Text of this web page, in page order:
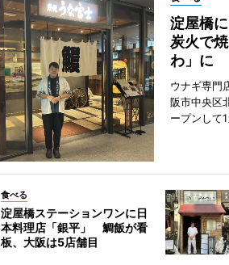
淀屋橋
炭火で
わ」に
ウナギ専門
阪市中央区
ープンして1
食べる
淀屋橋ステーションワンに日
本料理店「銀平」 鯛飯が看
板、大阪は5店舗目